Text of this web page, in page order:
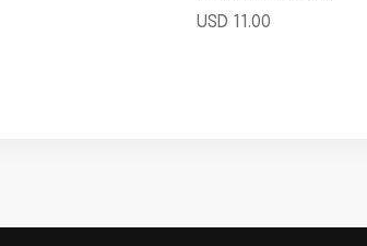
USD 11.00